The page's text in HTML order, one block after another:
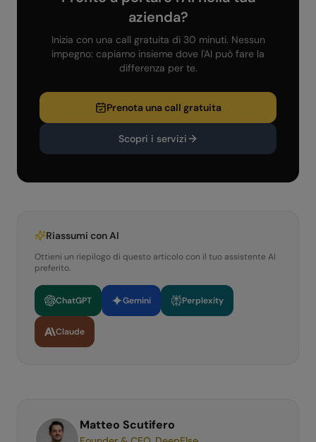
azienda?
Inizia con una call gratuita di 30 minuti. Nessun
impegno: capiamo insieme dove l'AI può fare la
differenza per te.
Prenota una call gratuita
Scopri i servizi
Riassumi con AI
Ottieni un riepilogo di questo articolo con il tuo assistente AI
preferito.
ChatGPT Gemini Perplexity
Claude
Matteo Scutifero